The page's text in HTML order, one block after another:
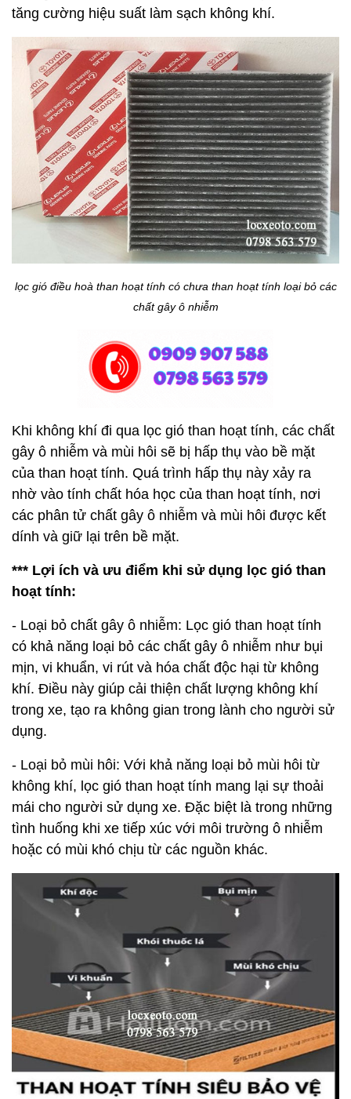
tăng cường hiệu suất làm sạch không khí.
lọc gió điều hoà than hoạt tính có chưa than hoạt tính loại bỏ các
chất gây ô nhiễm
Khi không khí đi qua lọc gió than hoạt tính, các chất
gây ô nhiễm và mùi hôi sẽ bị hấp thụ vào bề mặt
của than hoạt tính. Quá trình hấp thụ này xảy ra
nhờ vào tính chất hóa học của than hoạt tính, nơi
các phân tử chất gây ô nhiễm và mùi hôi được kết
dính và giữ lại trên bề mặt.
*** Lợi ích và ưu điểm khi sử dụng lọc gió than
hoạt tính:
- Loại bỏ chất gây ô nhiễm: Lọc gió than hoạt tính
có khả năng loại bỏ các chất gây ô nhiễm như bụi
mịn, vi khuẩn, vi rút và hóa chất độc hại từ không
khí. Điều này giúp cải thiện chất lượng không khí
trong xe, tạo ra không gian trong lành cho người sử
dụng.
- Loại bỏ mùi hôi: Với khả năng loại bỏ mùi hôi từ
không khí, lọc gió than hoạt tính mang lại sự thoải
mái cho người sử dụng xe. Đặc biệt là trong những
tình huống khi xe tiếp xúc với môi trường ô nhiễm
hoặc có mùi khó chịu từ các nguồn khác.